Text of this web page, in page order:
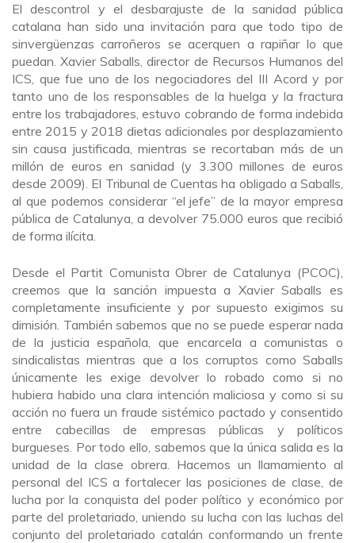
El descontrol y el desbarajuste de la sanidad pública
catalana han sido una invitación para que todo tipo de
sinvergüenzas carroñeros se acerquen a rapiñar lo que
puedan. Xavier Saballs, director de Recursos Humanos del
ICS, que fue uno de los negociadores del III Acord y por
tanto uno de los responsables de la huelga y la fractura
entre los trabajadores, estuvo cobrando de forma indebida
entre 2015 y 2018 dietas adicionales por desplazamiento
sin causa justificada, mientras se recortaban más de un
millón de euros en sanidad (y 3.300 millones de euros
desde 2009). El Tribunal de Cuentas ha obligado a Saballs,
al que podemos considerar “el jefe” de la mayor empresa
pública de Catalunya, a devolver 75.000 euros que recibió
de forma ilícita.
Desde el Partit Comunista Obrer de Catalunya (PCOC),
creemos que la sanción impuesta a Xavier Saballs es
completamente insuficiente y por supuesto exigimos su
dimisión. También sabemos que no se puede esperar nada
de la justicia española, que encarcela a comunistas o
sindicalistas mientras que a los corruptos como Saballs
únicamente les exige devolver lo robado como si no
hubiera habido una clara intención maliciosa y como si su
acción no fuera un fraude sistémico pactado y consentido
entre cabecillas de empresas públicas y políticos
burgueses. Por todo ello, sabemos que la única salida es la
unidad de la clase obrera. Hacemos un llamamiento al
personal del ICS a fortalecer las posiciones de clase, de
lucha por la conquista del poder político y económico por
parte del proletariado, uniendo su lucha con las luchas del
conjunto del proletariado catalán conformando un frente